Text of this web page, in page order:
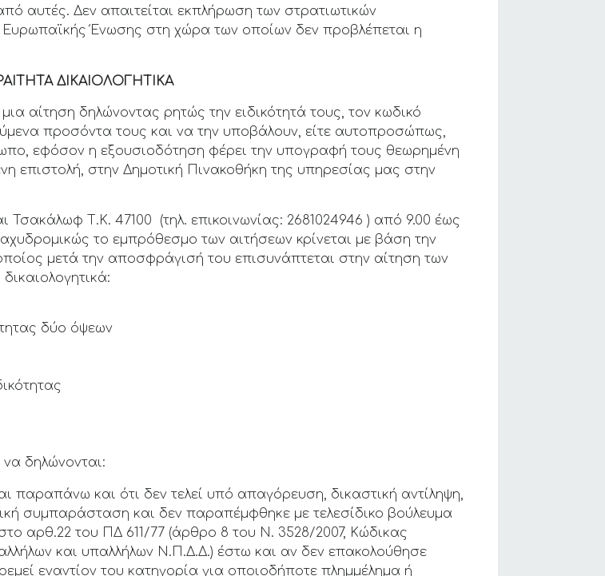
αυτές. Δεν απαιτείται εκπλήρωση των στρατιωτικών
Ένωσης στη χώρα των οποίων δεν προβλέπεται η
ΔΙΚΑΙΟΛΟΓΗΤΙΚΑ
αίτηση δηλώνοντας ρητώς την ειδικότητά τους, τον κωδικό
προσόντα τους και να την υποβάλουν, είτε αυτοπροσώπως,
εφόσον η εξουσιοδότηση φέρει την υπογραφή τους θεωρημένη
επιστολή, στην Δημοτική Πινακοθήκη της υπηρεσίας μας στην
Τσακάλωφ Τ.Κ. 47100 (τηλ. επικοινωνίας: 2681024946 ) από 9.00 έως
το εμπρόθεσμο των αιτήσεων κρίνεται με βάση την
μετά την αποσφράγισή του επισυνάπτεται στην αίτηση των
δύο όψεων
δηλώνονται:
και ότι δεν τελεί υπό απαγόρευση, δικαστική αντίληψη,
συμπαράσταση και δεν παραπέμφθηκε με τελεσίδικο βούλευμα
αρθ.22 του ΠΔ 611/77 (άρθρο 8 του Ν. 3528/2007, Κώδικας
και υπαλλήλων Ν.Π.Δ.Δ.) έστω και αν δεν επακολούθησε
εναντίον του κατηγορία για οποιοδήποτε πλημμέλημα ή